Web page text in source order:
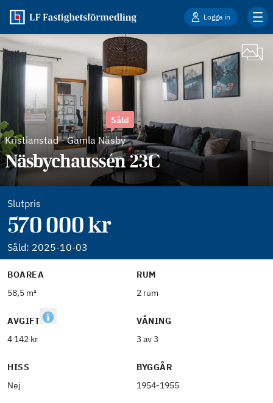
Logga in
Kristianstad-Gamla Näsby
Såld
Näsbychaussén 23C
Slutpris
570 000 kr
Såld: 2025-10-03
BOAREA
58,5 m²
RUM
2 rum
AVGIFT
4 142 kr
VÅNING
3 av 3
HISS
Nej
BYGGÅR
1954-1955